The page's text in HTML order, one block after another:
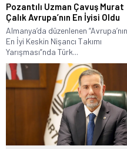
Pozantılı Uzman Çavuş Murat
Çalık Avrupa’nın En İyisi Oldu
Almanya’da düzenlenen “Avrupa’nın
En İyi Keskin Nişancı Takımı
Yarışması”nda Türk...